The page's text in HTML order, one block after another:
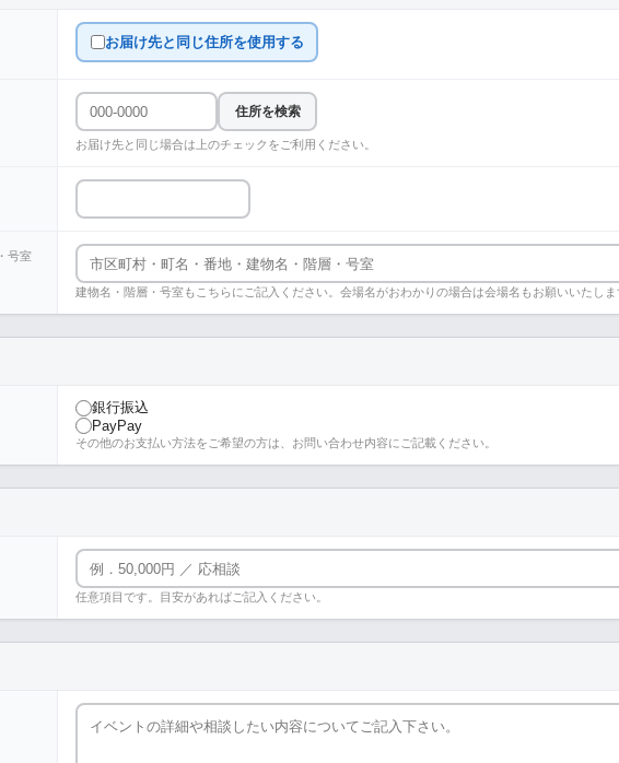
お届け先と同じ住所を使用する
住所を検索
お届け先と同じ場合は上のチェックをご利用ください。
号室
建物名・階層・号室もこちらにご記入ください。会場名がおわかりの場合は会場名もお願いいたしま
銀行振込
PayPay
その他のお支払い方法をご希望の方は、お問い合わせ内容にご記載ください。
任意項目です。目安があればご記入ください。